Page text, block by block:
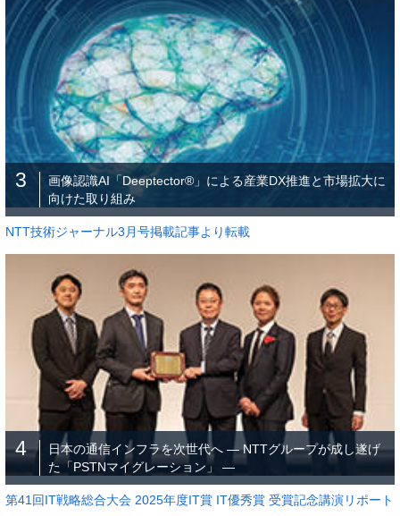
3
画像認識AI「Deeptector®」による産業DX推進と市場拡大に
向けた取り組み
NTT技術ジャーナル3月号掲載記事より転載
4
日本の通信インフラを次世代へ ― NTTグループが成し遂げ
た「PSTNマイグレーション」 ―
第41回IT戦略総合大会 2025年度IT賞 IT優秀賞 受賞記念講演リポート